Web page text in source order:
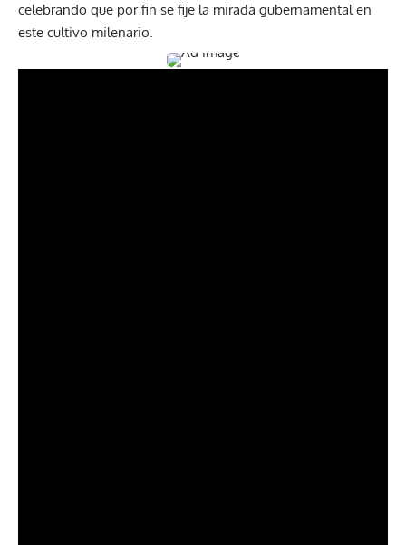
celebrando que por fin se fije la mirada gubernamental en
este cultivo milenario.